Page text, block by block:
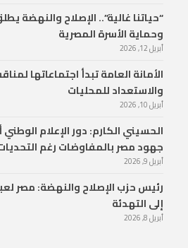
“حياتنا غالية”.. الإصلاح والنهضة
وحماية الأسرة المصرية
أبريل 12, 2026
الأمانة العامة تبدأ اجتماعاتها
والاستعداد للمحليات
أبريل 10, 2026
الحسيني الكارم: دور الإعلام
جهود مصر بالمفاوضات رغم
أبريل 9, 2026
رئيس حزب الإصلاح والنهضة: مصر
إلى التهدئة
أبريل 8, 2026